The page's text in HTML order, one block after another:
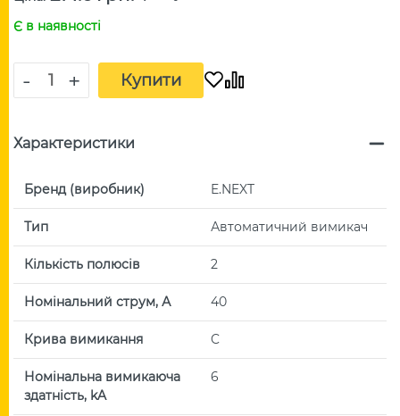
Є в наявності
- + Купити
Характеристики
Бренд (виробник) E.NEXT
Тип Автоматичний вимикач
Кількість полюсів 2
Номінальний струм, А 40
Крива вимикання C
Номінальна вимикаюча
здатність, kA
6